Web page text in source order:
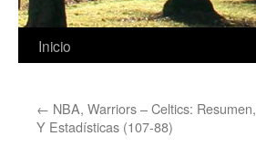
Saltar
contenido
Inicio
← NBA, Warriors – Celtics:
Y Estadísticas (107-88)